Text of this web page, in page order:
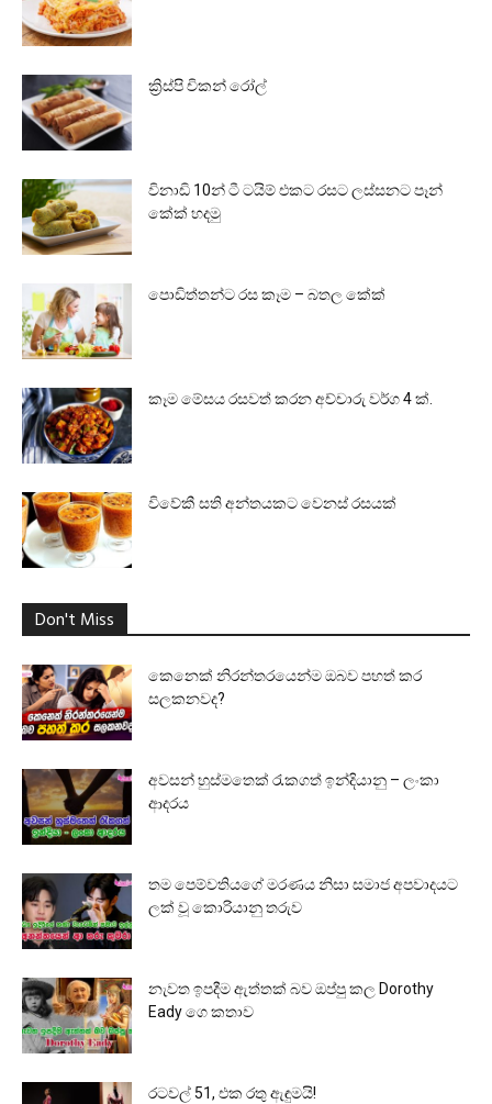
ක්‍රිස්පි චිකන් රෝල්
විනාඩි 10න් ටී ටයිම් එකට රසට ලස්සනට පෑන්
කේක් හදමු
පොඩිත්තන්ට රස කෑම – බතල කේක්
කෑම මේසය රසවත් කරන අච්චාරු වර්ග 4 ක්.
විවේකී සති අන්තයකට වෙනස් රසයක්
Don't Miss
කෙනෙක් නිරන්තරයෙන්ම ඔබව පහත් කර
සලකනවද?
අවසන් හුස්මතෙක් රැකගත් ඉන්දියානු – ලංකා
ආදරය
තම පෙම්වතියගේ මරණය නිසා සමාජ අපවාදයට
ලක් වූ කොරියානු තරුව
නැවත ඉපදීම ඇත්තක් බව ඔප්පු කල Dorothy
Eady ගෙ කතාව
රටවල් 51, එක රතු ඇඳුමයි!